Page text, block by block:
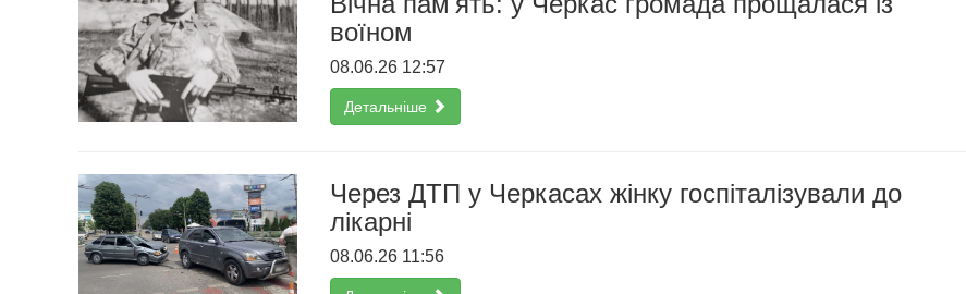
воїном
08.06.26 12:57
Детальніше
Через ДТП у Черкасах жінку госпіталізували до
лікарні
08.06.26 11:56